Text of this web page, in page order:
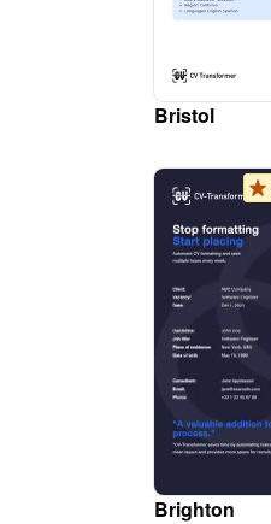
Bristol
Brighton